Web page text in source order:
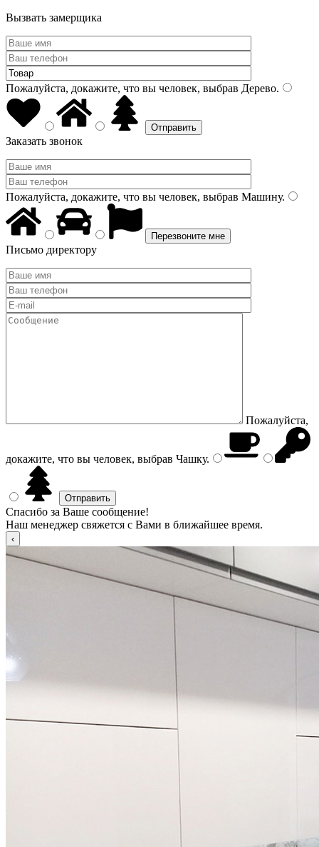
Вызвать замерщика
Пожалуйста, докажите, что вы человек, выбрав Дерево.
Заказать звонок
Пожалуйста, докажите, что вы человек, выбрав Машину.
Письмо директору
Пожалуйста,
докажите, что вы человек, выбрав Чашку.
Спасибо за Ваше сообщение!
Наш менеджер свяжется с Вами в ближайшее время.